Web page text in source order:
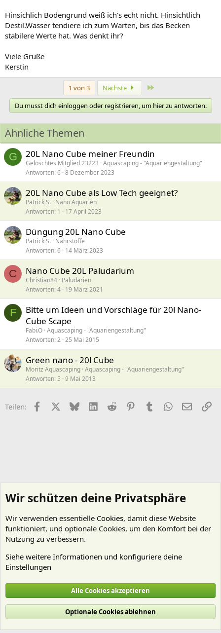
Hinsichlich Bodengrund weiß ich's echt nicht. Hinsichtlich
Destil.Wasser tendiere ich zum Warten, bis das Becken
stabilere Werte hat. Was denkt ihr?
Viele Grüße
Kerstin
1 von 3 Nächste
Du musst dich einloggen oder registrieren, um hier zu antworten.
Ähnliche Themen
G 20L Nano Cube meiner Freundin
Gelöschtes Mitglied 23223 Aquascaping - "Aquariengestaltung"
Antworten 6 8 Dezember 2023
20L Nano Cube als Low Tech geeignet?
Patrick S. Nano Aquarien
Antworten 1 17 April 2023
Düngung 20L Nano Cube
Patrick S. Nährstoffe
Antworten 6 14 März 2023
C Nano Cube 20L Paludarium
Christian84 Paludarien
Antworten 4 19 März 2021
F
Bitte um Ideen und Vorschläge für 20l Nano-
Cube Scape
Fabi.O Aquascaping - "Aquariengestaltung"
Antworten 2 25 Mai 2015
Green nano - 20l Cube
Moritz Aquascaping Aquascaping - "Aquariengestaltung"
Antworten 5 9 Mai 2013
Teilen: FacebookX (Twitter)
BlueskyLinkedIn
Reddit PinterestTumblr WhatsApp
E-Mail
Cookies
Deutsch (Du)
Nutzungsbedingungen
Datenschutz Hilfe und Impressum
R
Wir schützen deine Privatsphäre
Wir verwenden essentielle Cookies, damit diese Website
funktioniert, und optionale Cookies, um den Komfort bei der
Nutzung zu verbessern.
Siehe weitere Informationen und konfiguriere deine
Einstellungen
Alle Cookies akzeptieren
Optionale Cookies ablehnen